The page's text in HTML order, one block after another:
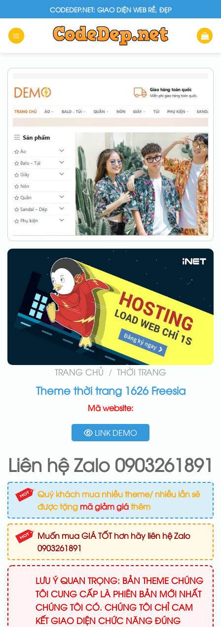
to
content
CODEDEP.NET: GIAO DIỆN WEB RẺ, ĐẸP
TRANG CHỦ / THỜI TRANG
Theme thời trang 1626 Freesia
Mã website:
LINK DEMO
Liên hệ Zalo 0903261891
Quý khách mua nhiều theme/ nhiều lần sẽ
được tặng mã giảm giáthêm
Muốn mua GIÁ TỐT hơn hãy liên hệ Zalo
0903261891
LƯU Ý QUAN TRỌNG: BẢN THEME CHÚNG
TÔI CUNG CẤP LÀ PHIÊN BẢN MỚI NHẤT
CHÚNG TÔI CÓ. CHÚNG TÔI CHỈ CAM
KẾT GIAO DIỆN CHỨC NĂNG ĐÚNG